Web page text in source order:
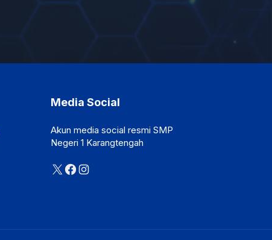
Media Social
Akun media social resmi SMP
Negeri 1 Karangtengah
X Facebook
Instagram